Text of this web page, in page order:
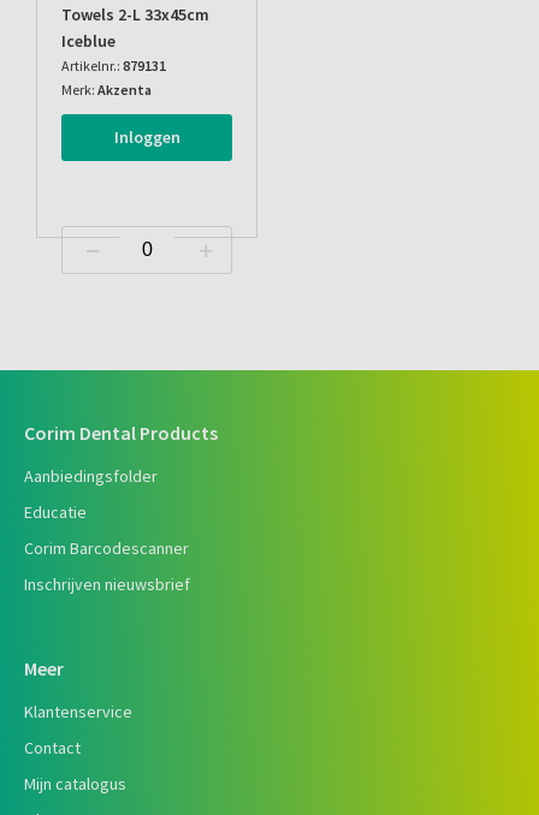
Towels 2-L 33x45cm
Iceblue
Artikelnr.: 879131
Merk: Akzenta
Inloggen
Corim Dental Products
Aanbiedingsfolder
Educatie
Corim Barcodescanner
Inschrijven nieuwsbrief
Meer
Klantenservice
Contact
Mijn catalogus